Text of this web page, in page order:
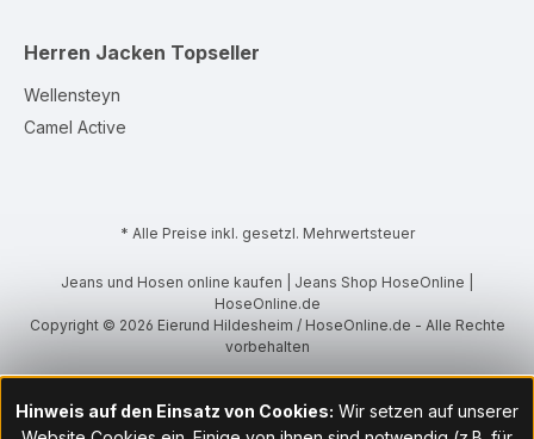
Herren Jacken Topseller
Wellensteyn
Camel Active
* Alle Preise inkl. gesetzl. Mehrwertsteuer
Jeans und Hosen online kaufen | Jeans Shop HoseOnline |
HoseOnline.de
Copyright © 2026 Eierund Hildesheim / HoseOnline.de - Alle Rechte
vorbehalten
Hinweis auf den Einsatz von Cookies: Wir setzen auf unserer